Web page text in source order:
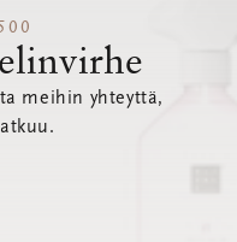
meihin yhteyttä,